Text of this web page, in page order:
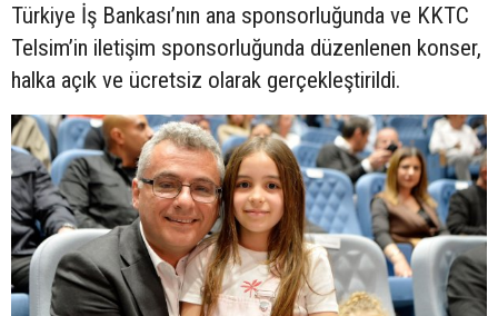
Türkiye İş Bankası’nın ana sponsorluğunda ve KKTC
Telsim’in iletişim sponsorluğunda düzenlenen konser,
halka açık ve ücretsiz olarak gerçekleştirildi.